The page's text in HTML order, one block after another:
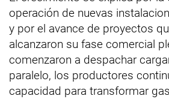
operación de nuevas
y por el avance de proyectos
alcanzaron su fase comercial
comenzaron a despachar
paralelo, los productores
capacidad para transformar